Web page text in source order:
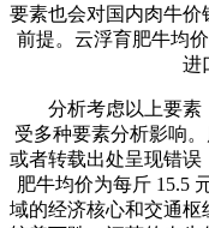
要素也会对国内肉牛价
前提。云浮育肥牛均
进
分析考虑以上要素
受多种要素分析影响
或者转载出处呈现错
肥牛均价为每斤 15.5
域的经济核心和交通